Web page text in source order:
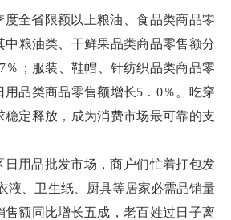
度全省限额以上粮油、食品类商品零
中粮油类、干鲜果品类商品零售额分
％；服装、鞋帽、针纺织品类商品零
用品类商品零售额增长5．0％。吃穿
稳定释放，成为消费市场最可靠的支
日用品批发市场，商户们忙着打包发
液、卫生纸、厨具等居家必需品销量
售额同比增长五成，老百姓过日子离